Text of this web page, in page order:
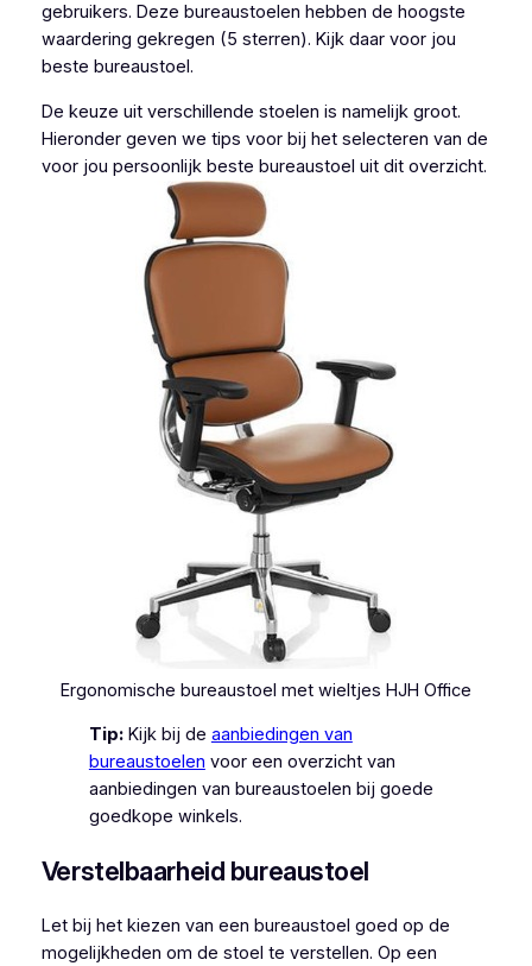
gebruikers. Deze bureaustoelen hebben de hoogste
waardering gekregen (5 sterren). Kijk daar voor jou
beste bureaustoel.
De keuze uit verschillende stoelen is namelijk groot.
Hieronder geven we tips voor bij het selecteren van de
voor jou persoonlijk beste bureaustoel uit dit overzicht.
Ergonomische bureaustoel met wieltjes HJH Office
Tip:Kijk bij de aanbiedingen van
bureaustoelen voor een overzicht van
aanbiedingen van bureaustoelen bij goede
goedkope winkels.
Verstelbaarheid bureaustoel
Let bij het kiezen van een bureaustoel goed op de
mogelijkheden om de stoel te verstellen. Op een